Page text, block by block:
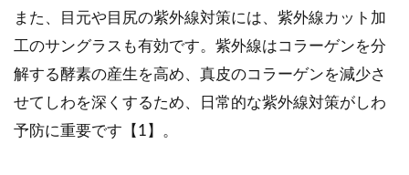
また、目元や目尻の紫外線対策には、紫外線カット加
工のサングラスも有効です。紫外線はコラーゲンを分
解する酵素の産生を高め、真皮のコラーゲンを減少さ
せてしわを深くするため、日常的な紫外線対策がしわ
予防に重要です【1】。